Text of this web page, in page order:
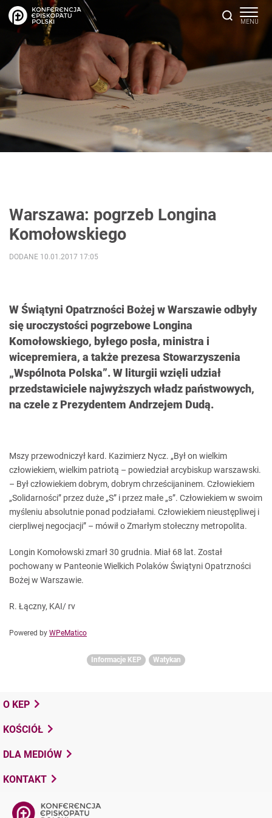
Warszawa: pogrzeb Longina
Komołowskiego
W Świątyni Opatrzności Bożej w Warszawie odbyły
się uroczystości pogrzebowe Longina
Komołowskiego, byłego posła, ministra i
wicepremiera, a także prezesa Stowarzyszenia
„Wspólnota Polska”. W liturgii wzięli udział
przedstawiciele najwyższych władz państwowych,
na czele z Prezydentem Andrzejem Dudą.
DODANE 10.01.2017 17:05
Mszy przewodniczył kard. Kazimierz Nycz. „Był on wielkim
człowiekiem, wielkim patriotą – powiedział arcybiskup warszawski.
– Był człowiekiem dobrym, dobrym chrześcijaninem. Człowiekiem
„Solidarności” przez duże „S” i przez małe „s”. Człowiekiem w swoim
myśleniu absolutnie ponad podziałami. Człowiekiem nieustępliwej i
cierpliwej negocjacji” – mówił o Zmarłym stołeczny metropolita.
Longin Komołowski zmarł 30 grudnia. Miał 68 lat. Został
pochowany w Panteonie Wielkich Polaków Świątyni Opatrzności
Bożej w Warszawie.
R. Łączny, KAI/ rv
Powered by WPeMatico
Informacje KEP Watykan
O KEP
KOŚCIÓŁ
DLA MEDIÓW
KONTAKT